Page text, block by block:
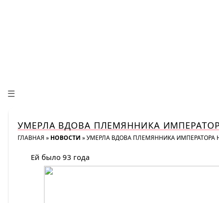
☰
УМЕРЛА ВДОВА ПЛЕМЯННИКА
ГЛАВНАЯ » НОВОСТИ »УМЕРЛА ВДОВА ПЛЕМЯННИКА ИМПЕРАТОРА
Ей было 93 года